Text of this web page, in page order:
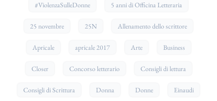
#ViolenzaSulleDonne 5 anni di Officina Letteraria
25 novembre 25N Allenamento dello scrittore
Apricale apricale 2017 Arte Business
Closer Concorso letterario Consigli di lettura
Consigli di Scrittura Donna Donne Einaudi